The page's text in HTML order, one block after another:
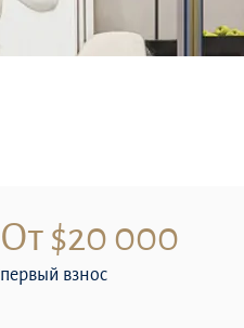
От $20 000
первый взнос